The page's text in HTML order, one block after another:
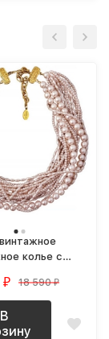
колье с
₽ 18 590 ₽
В